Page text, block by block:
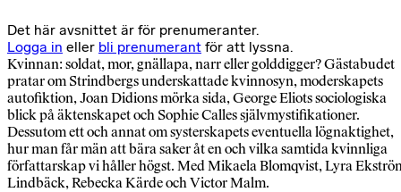
Det här avsnittet är för prenumeranter.
Logga in eller bli prenumerant för att lyssna.
Kvinnan: soldat, mor, gnällapa, narr eller golddigger? Gästabudet
pratar om Strindbergs underskattade kvinnosyn, moderskapets
autofiktion, Joan Didions mörka sida, George Eliots sociologiska
blick på äktenskapet och Sophie Calles självmystifikationer.
Dessutom ett och annat om systerskapets eventuella lögnaktighet,
hur man får män att bära saker åt en och vilka samtida kvinnliga
författarskap vi håller högst. Med Mikaela Blomqvist, Lyra
Lindbäck, Rebecka Kärde och Victor Malm.